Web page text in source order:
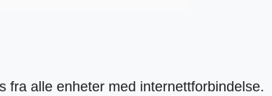
fra alle enheter med internettforbindelse.